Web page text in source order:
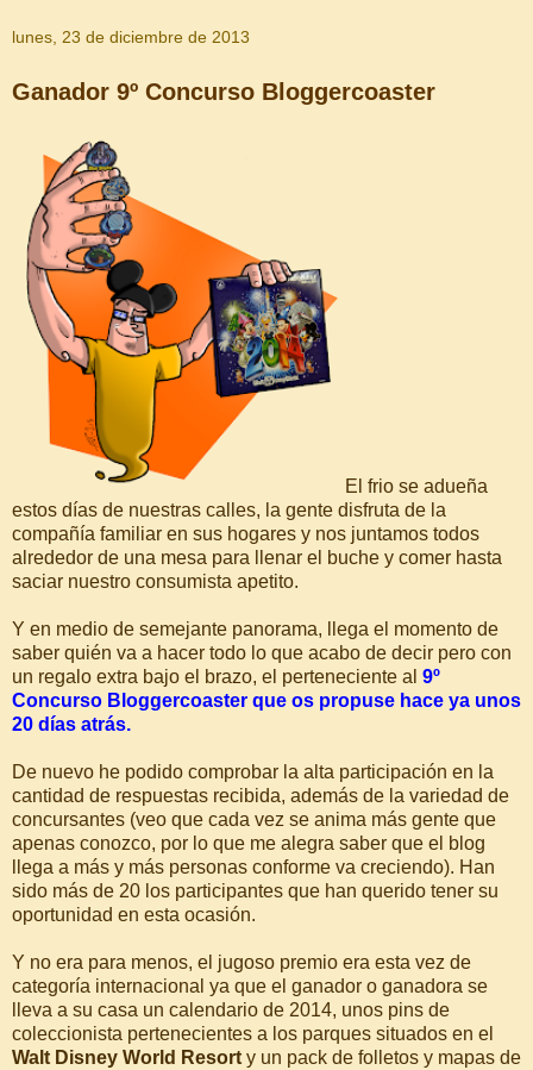
lunes, 23 de diciembre de 2013
Ganador 9º Concurso Bloggercoaster
El frio se adueña
estos días de nuestras calles, la gente disfruta de la
compañía familiar en sus hogares y nos juntamos todos
alrededor de una mesa para llenar el buche y comer hasta
saciar nuestro consumista apetito.
Y en medio de semejante panorama, llega el momento de
saber quién va a hacer todo lo que acabo de decir pero con
un regalo extra bajo el brazo, el perteneciente al 9º
Concurso Bloggercoaster que os propuse hace ya unos
20 días atrás.
De nuevo he podido comprobar la alta participación en la
cantidad de respuestas recibida, además de la variedad de
concursantes (veo que cada vez se anima más gente que
apenas conozco, por lo que me alegra saber que el blog
llega a más y más personas conforme va creciendo). Han
sido más de 20 los participantes que han querido tener su
oportunidad en esta ocasión.
Y no era para menos, el jugoso premio era esta vez de
categoría internacional ya que el ganador o ganadora se
lleva a su casa un calendario de 2014, unos pins de
coleccionista pertenecientes a los parques situados en el
Walt Disney World Resort y un pack de folletos y mapas de